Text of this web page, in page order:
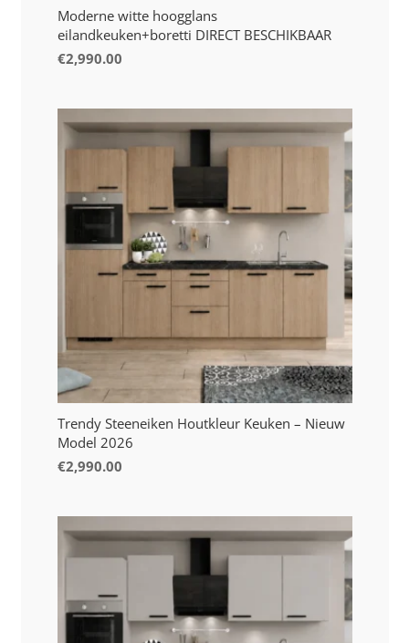
Moderne witte hoogglans
eilandkeuken+boretti DIRECT BESCHIKBAAR
€2,990.00
Trendy Steeneiken Houtkleur Keuken – Nieuw
Model 2026
€2,990.00